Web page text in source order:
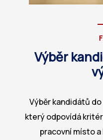
Výběr
Výběr kandidátů
který odpovídá
pracovní místo